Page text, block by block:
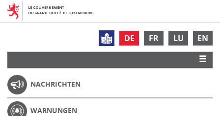
DE FR LU EN
NACHRICHTEN
WARNUNGEN